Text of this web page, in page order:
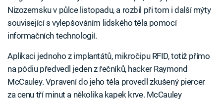
Nizozemsku v půlce listopadu, a rozbil při tom i další mýty
související s vylepšováním lidského těla pomocí
informačních technologií.
Aplikaci jednoho z implantátů, mikročipu RFID, totiž přímo
na pódiu předvedl jeden z řečníků, hacker Raymond
McCauley. Vpravení do jeho těla provedl zkušený piercer
za cenu tří minut a několika kapek krve. McCauley